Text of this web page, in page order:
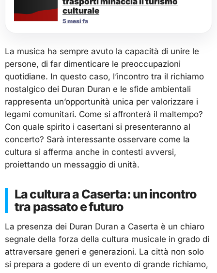
culturale
5 mesi fa
La musica ha sempre avuto la capacità di unire le
persone, di far dimenticare le preoccupazioni
quotidiane. In questo caso, l’incontro tra il richiamo
nostalgico dei Duran Duran e le sfide ambientali
rappresenta un’opportunità unica per valorizzare i
legami comunitari. Come si affronterà il maltempo?
Con quale spirito i casertani si presenteranno al
concerto? Sarà interessante osservare come la
cultura si afferma anche in contesti avversi,
proiettando un messaggio di unità.
La cultura a Caserta: un incontro
tra passato e futuro
La presenza dei Duran Duran a Caserta è un chiaro
segnale della forza della cultura musicale in grado di
attraversare generi e generazioni. La città non solo
si prepara a godere di un evento di grande richiamo,